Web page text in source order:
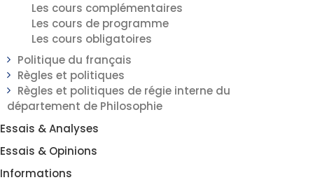
Les cours complémentaires
Les cours de programme
Les cours obligatoires
Politique du français
Règles et politiques
Règles et politiques de régie interne du
département de Philosophie
Essais & Analyses
Essais & Opinions
Informations